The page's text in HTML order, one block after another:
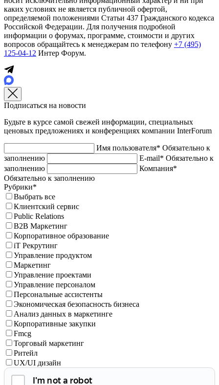
каких условиях не является публичной офертой,
определяемой положениями Статьи 437 Гражданского кодекса
Российской Федерации. Для получения подробной
информации о форумах, программе, стоимости и других
вопросов обращайтесь к менеджерам по телефону +7 (495)
125-04-12 Интер Форум.
Подписаться на новости
Будьте в курсе самой свежей информации, специальных
ценовых предложениях и конференциях компании InterForum
Имя пользователя* Обязательно к
заполнению
E-mail* Обязательно к
заполнению
Компания*
Обязательно к заполнению
Рубрики*
Выбрать все
Клиентский сервис
Public Relations
B2B Маркетинг
Корпоративное образование
iT Рекрутинг
Управление продуктом
Маркетинг
Управление проектами
Управление персоналом
Персональные ассистенты
Экономическая безопасность бизнеса
Анализ данных в маркетинге
Корпоративные закупки
Fmcg
Торговый маркетинг
Ритейл
UX/UI дизайн